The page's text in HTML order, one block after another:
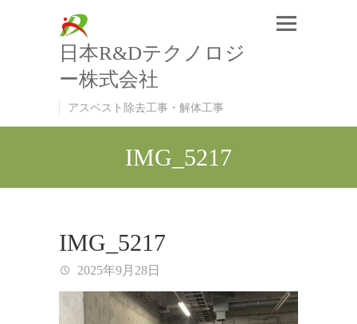
日本R&Dテクノロジ
ー株式会社
アスベスト除去工事・解体工事
IMG_5217
IMG_5217
2025年9月28日